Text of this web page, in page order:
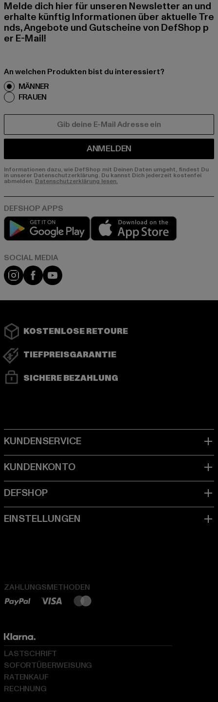
Melde dich hier für unseren Newsletter an und
erhalte künftig Informationen über aktuelle Tre
nds, Angebote und Gutscheine von DefShop p
er E-Mail!
An welchen Produkten bist du interessiert?
MÄNNER
FRAUEN
ANMELDEN
Informationen dazu, wie DefShop mit Deinen Daten umgeht, findest Du
in unserer Datenschutzerklärung. Du kannst Dich jederzeit kostenfei
abmelden. Datenschutzerklärung lesen.
Play market
Instagram
FacebookYouTube
KOSTENLOSE RETOURE
TIEFPREISGARANTIE
SICHERE BEZAHLUNG
ZAHLUNGSMETHODEN
LASTSCHRIFT
SOFORTÜBERWEISUNG
RATENKAUF
RECHNUNG